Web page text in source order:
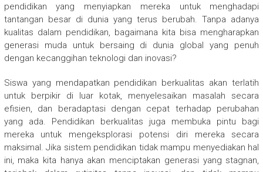
pendidikan yang menyiapkan mereka untuk menghadapi
tantangan besar di dunia yang terus berubah. Tanpa adanya
kualitas dalam pendidikan, bagaimana kita bisa mengharapkan
generasi muda untuk bersaing di dunia global yang penuh
dengan kecanggihan teknologi dan inovasi?
Siswa yang mendapatkan pendidikan berkualitas akan terlatih
untuk berpikir di luar kotak, menyelesaikan masalah secara
efisien, dan beradaptasi dengan cepat terhadap perubahan
yang ada. Pendidikan berkualitas juga membuka pintu bagi
mereka untuk mengeksplorasi potensi diri mereka secara
maksimal. Jika sistem pendidikan tidak mampu menyediakan hal
ini, maka kita hanya akan menciptakan generasi yang stagnan,